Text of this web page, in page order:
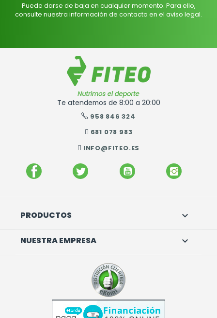
Puede darse de baja en cualquier momento. Para ello,
consulte nuestra información de contacto en el aviso legal.
Te atendemos de 8:00 a 20:00
958 846 324
681 078 983
INFO@FITEO.ES
FACEBOOK TWITTER YOUTUBE
PRODUCTOS 
NUESTRA EMPRESA 